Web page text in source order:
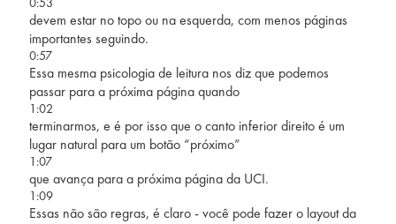
devem estar no topo ou na esquerda, com menos páginas
importantes seguindo.
0:57
Essa mesma psicologia de leitura nos diz que podemos
passar para a próxima página quando
1:02
terminarmos, e é por isso que o canto inferior direito é um
lugar natural para um botão “próximo”
1:07
que avança para a próxima página da UCI.
1:09
Essas não são regras, é claro - você pode fazer o layout da